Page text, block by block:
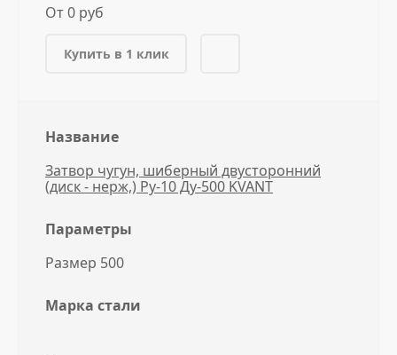
От 0 руб
Купить в 1 клик
Название
Затвор чугун, шиберный двусторонний
(диск - нерж,) Ру-10 Ду-500 KVANT
Параметры
Размер 500
Марка стали